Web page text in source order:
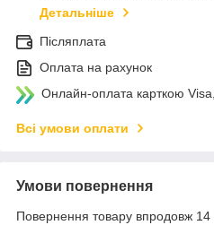
Детальніше
Післяплата
Оплата на рахунок
Онлайн-оплата карткою
Всі умови оплати
Умови повернення
Повернення товару впродовж 14